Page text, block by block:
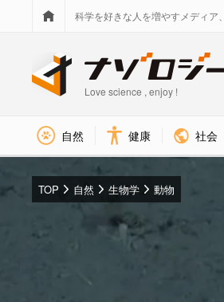
科学を好きな人を増やすメディア
Love science , enjoy !
自然 健康 社会
TOP 自然 生物学 動物